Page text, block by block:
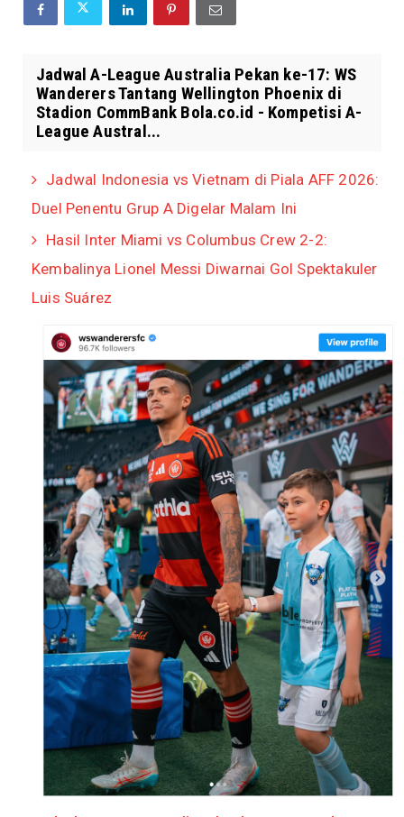
Jadwal A-League Australia Pekan ke-17: WS
Wanderers Tantang Wellington Phoenix di
Stadion CommBank Bola.co.id - Kompetisi A-
League Austral...
Jadwal Indonesia vs Vietnam di Piala AFF 2026:
Duel Penentu Grup A Digelar Malam Ini
Hasil Inter Miami vs Columbus Crew 2-2:
Kembalinya Lionel Messi Diwarnai Gol Spektakuler
Luis Suárez